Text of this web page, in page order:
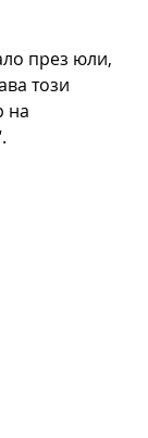
през юли,
този
на